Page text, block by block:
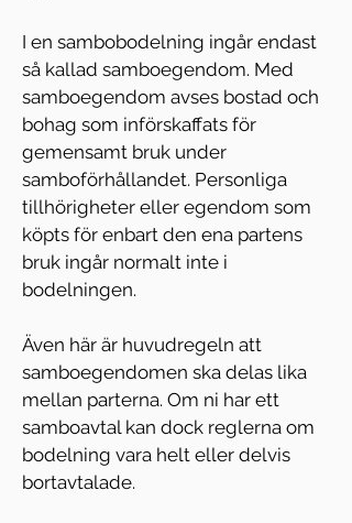
I en sambobodelning ingår endast
så kallad samboegendom. Med
samboegendom avses bostad och
bohag som införskaffats för
gemensamt bruk under
samboförhållandet. Personliga
tillhörigheter eller egendom som
köpts för enbart den ena partens
bruk ingår normalt inte i
bodelningen.
Även här är huvudregeln att
samboegendomen ska delas lika
mellan parterna. Om ni har ett
samboavtal kan dock reglerna om
bodelning vara helt eller delvis
bortavtalade.